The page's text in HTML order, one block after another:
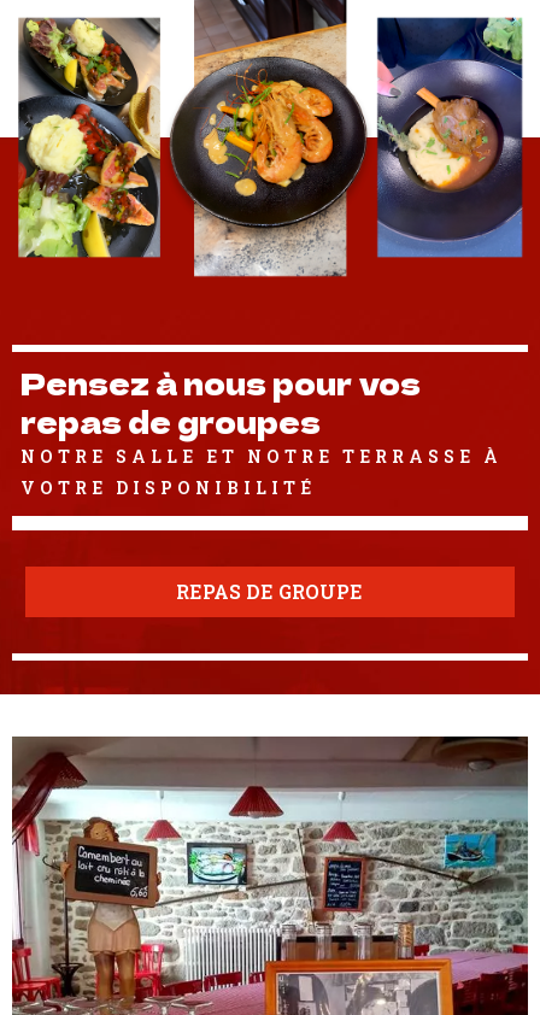
Pensez à nous pour vos
repas de groupes
NOTRE SALLE ET NOTRE TERRASSE À
VOTRE DISPONIBILITÉ
REPAS DE GROUPE